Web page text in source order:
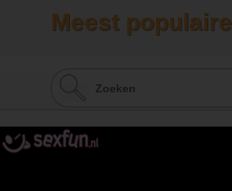
Meest populaire